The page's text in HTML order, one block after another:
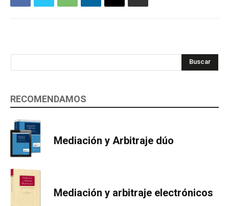
Buscar
RECOMENDAMOS
Mediación y Arbitraje dúo
Mediación y arbitraje electrónicos